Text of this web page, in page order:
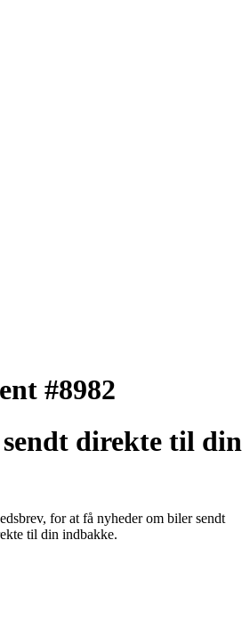
#8982
direkte til din
for at få nyheder om biler sendt
til din indbakke.